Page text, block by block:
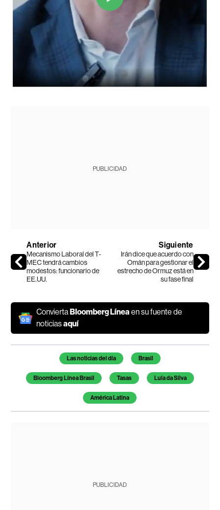
PUBLICIDAD
Anterior
Mecanismo Laboral del T-
MEC tendrá cambios
modestos: funcionario de
EE.UU.
Siguiente
Irán dice que acuerdo con
Omán para gestionar el
estrecho de Ormuz está en
su fase final
Convierta Bloomberg Líneaen su fuente de
noticiasaquí
Temas de este artículo
Las noticias del día Brasil
Bloomberg Línea Brasil Tasas Lula da Silva
América Latina
PUBLICIDAD